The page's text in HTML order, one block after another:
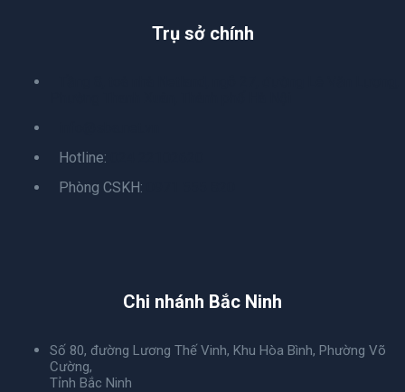
Trụ sở chính
Hotline:
Phòng CSKH:
Chi nhánh Bắc Ninh
Số 80, đường Lương Thế Vinh, Khu Hòa Bình, Phường Võ
Cường,
Tỉnh Bắc Ninh